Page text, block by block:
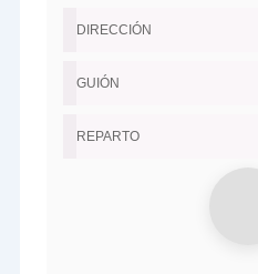
DIRECCIÓN
GUIÓN
REPARTO